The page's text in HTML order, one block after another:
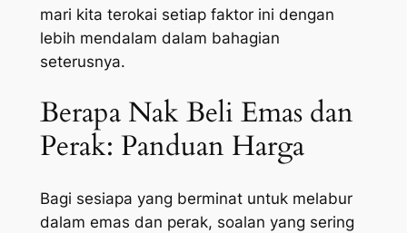
mari kita terokai setiap faktor ini dengan
lebih mendalam dalam bahagian
seterusnya.
Berapa Nak Beli Emas dan
Perak: Panduan Harga
Bagi sesiapa yang berminat untuk melabur
dalam emas dan perak, soalan yang sering